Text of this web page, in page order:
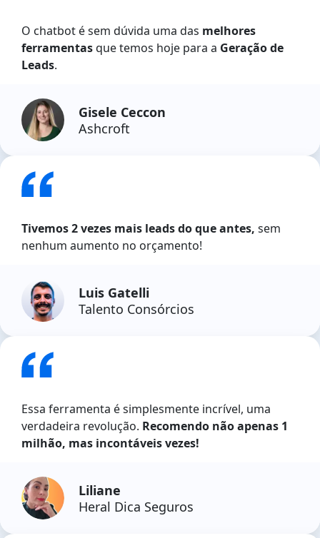
O chatbot é sem dúvida uma das melhores
ferramentasque temos hoje para a Geração de
Leads.
Gisele Ceccon
Ashcroft
Tivemos 2 vezes mais leads do que antes, sem
nenhum aumento no orçamento!
Luis Gatelli
Talento Consórcios
Essa ferramenta é simplesmente incrível, uma
verdadeira revolução. Recomendo não apenas 1
milhão, mas incontáveis vezes!
Liliane
Heral Dica Seguros